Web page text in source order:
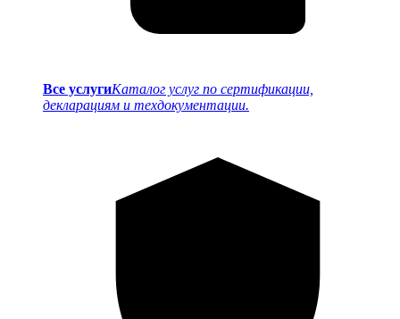
Все услугиКаталог услуг по сертификации,
декларациям и техдокументации.